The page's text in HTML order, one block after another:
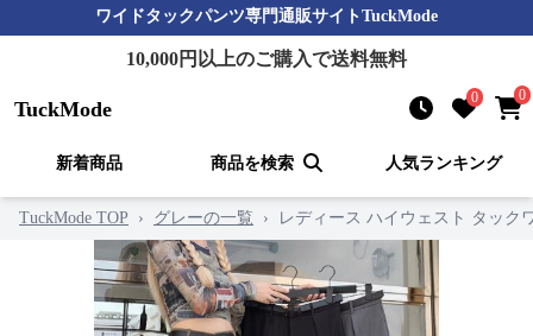
ワイドタックパンツ専門通販サイトTuckMode
10,000円以上のご購入で送料無料
TuckMode 0 0
新着商品 商品を検索 人気ランキング
TuckMode TOP › グレーの一覧 › レディース ハイウェスト タック